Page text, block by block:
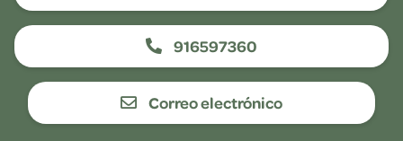
916597360
Correo electrónico